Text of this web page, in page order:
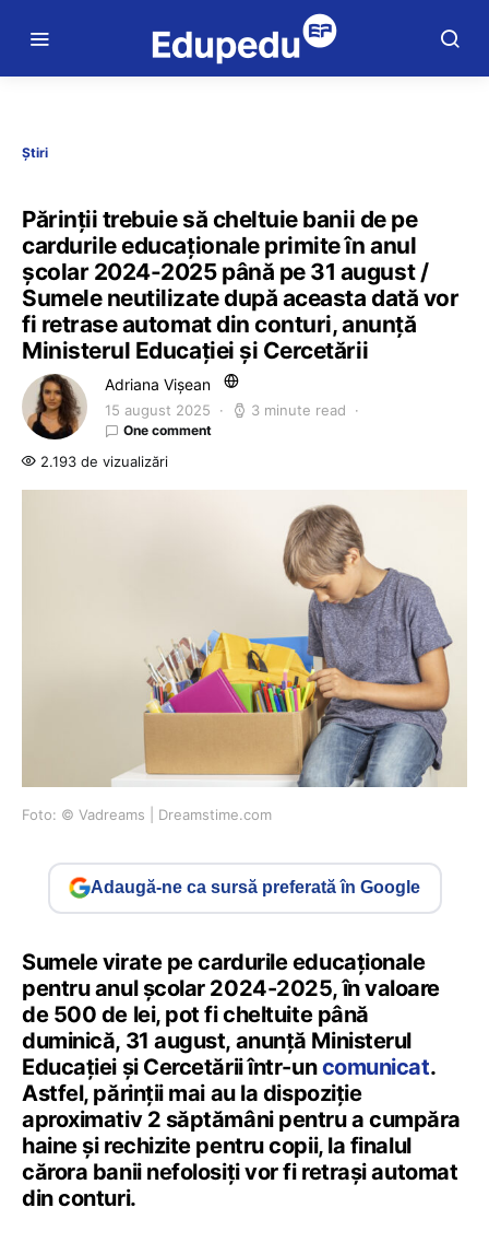
Știri
Părinții trebuie să cheltuie banii de pe
cardurile educaționale primite în anul
școlar 2024-2025 până pe 31 august /
Sumele neutilizate după aceasta dată vor
fi retrase automat din conturi, anunță
Ministerul Educației și Cercetării
Adriana Vișean
15 august 2025 3 minute read
One comment
2.193 de vizualizări
Foto: © Vadreams | Dreamstime.com
Adaugă-ne ca sursă preferată în Google
Sumele virate pe cardurile educaționale
pentru anul școlar 2024-2025, în valoare
de 500 de lei, pot fi cheltuite până
duminică, 31 august, anunță Ministerul
Educației și Cercetării într-uncomunicat.
Astfel, părinții mai au la dispoziție
aproximativ 2 săptămâni pentru a cumpăra
haine și rechizite pentru copii, la finalul
cărora banii nefolosiți vor fi retrași automat
din conturi.